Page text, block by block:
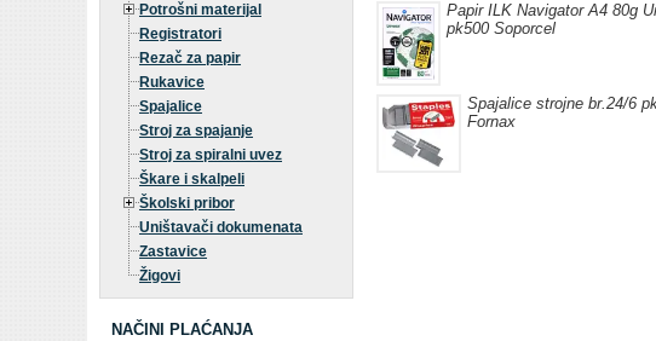
Potrošni materijal
Registratori
Rezač za papir
Rukavice
Spajalice
Stroj za spajanje
Stroj za spiralni uvez
Škare i skalpeli
Školski pribor
Uništavači dokumenata
Zastavice
Žigovi
NAČINI PLAĆANJA
Papir ILK Navigator A4 80g
pk500 Soporcel
Spajalice strojne br.24/6
Fornax